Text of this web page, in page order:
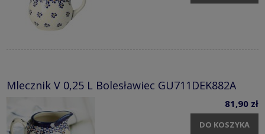
Mlecznik V 0,25 L Bolesławiec GU711DEK882A
81,90 zł
DO KOSZYKA